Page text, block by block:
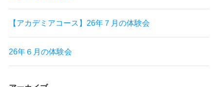
【アカデミアコース】26年７月の体験会
26年６月の体験会